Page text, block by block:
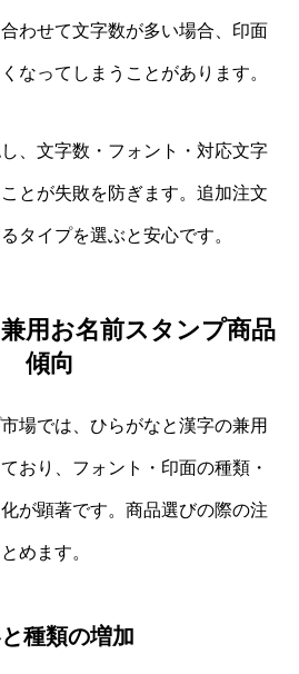
わせて文字数が多い場合、印面
なってしまうことがあります。
、文字数・フォント・対応文字
とが失敗を防ぎます。追加注文
タイプを選ぶと安心です。
用お名前スタンプ商品
傾向
場では、ひらがなと漢字の兼用
おり、フォント・印面の種類・
が顕著です。商品選びの際の注
めます。
種類の増加